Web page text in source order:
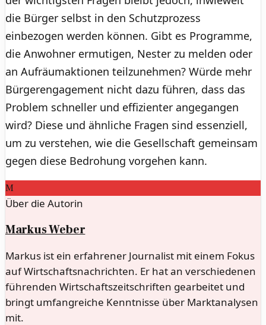
die Bürger selbst in den Schutzprozess
einbezogen werden können. Gibt es Programme,
die Anwohner ermutigen, Nester zu melden oder
an Aufräumaktionen teilzunehmen? Würde mehr
Bürgerengagement nicht dazu führen, dass das
Problem schneller und effizienter angegangen
wird? Diese und ähnliche Fragen sind essenziell,
um zu verstehen, wie die Gesellschaft gemeinsam
gegen diese Bedrohung vorgehen kann.
M
Über die Autorin
Markus Weber
Markus ist ein erfahrener Journalist mit einem Fokus
auf Wirtschaftsnachrichten. Er hat an verschiedenen
führenden Wirtschaftszeitschriften gearbeitet und
bringt umfangreiche Kenntnisse über Marktanalysen
mit.